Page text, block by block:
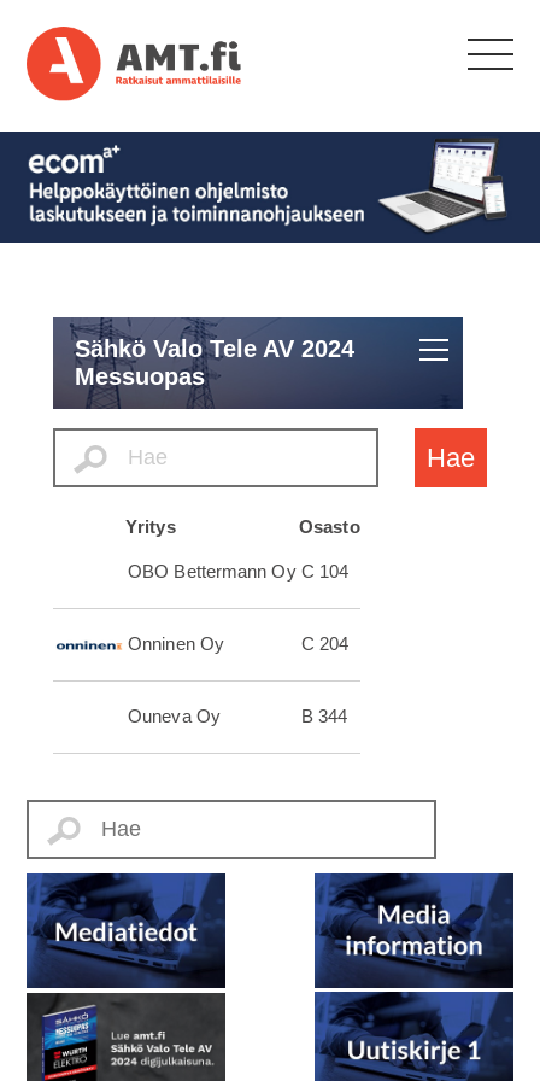
Sähkö Valo Tele AV 2024
Messuopas
Hae
Yritys Osasto
OBO Bettermann Oy C 104
Onninen Oy C 204
Ouneva Oy B 344